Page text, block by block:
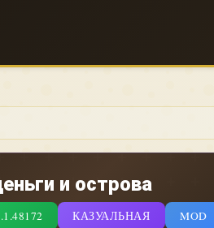
и острова
MOD
КАЗУАЛЬНАЯ